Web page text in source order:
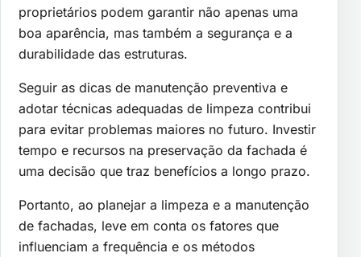
proprietários podem garantir não apenas uma
boa aparência, mas também a segurança e a
durabilidade das estruturas.
Seguir as dicas de manutenção preventiva e
adotar técnicas adequadas de limpeza contribui
para evitar problemas maiores no futuro. Investir
tempo e recursos na preservação da fachada é
uma decisão que traz benefícios a longo prazo.
Portanto, ao planejar a limpeza e a manutenção
de fachadas, leve em conta os fatores que
influenciam a frequência e os métodos